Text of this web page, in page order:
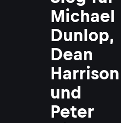
Michael
Dunlop,
Dean
Harrison
und
Peter